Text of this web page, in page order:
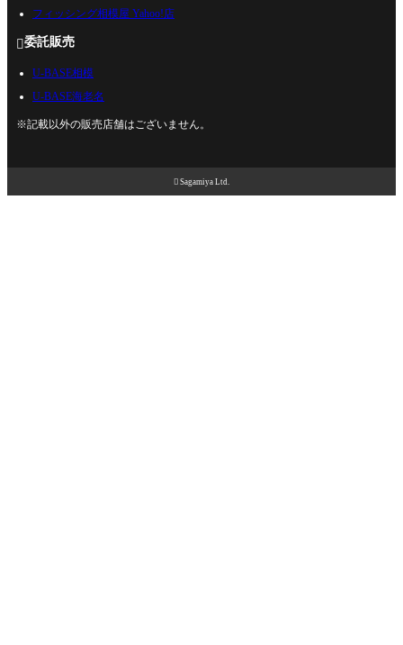
フィッシング相模屋 Yahoo!店
委託販売
U-BASE相模
U-BASE海老名
※記載以外の販売店舗はございません。
 Sagamiya Ltd.